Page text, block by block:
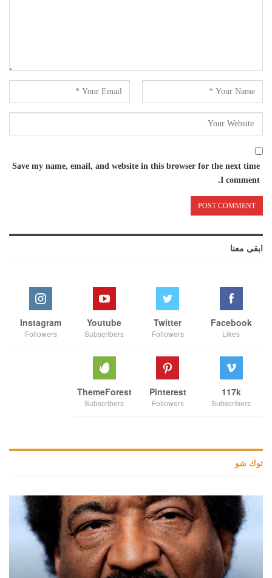
Save my name, email, and website in this browser for the next time
I comment.
ابقى معنا
Facebook
Likes
Twitter
Followers
Youtube
Subscribers
Instagram
Followers
117k
Subscribers
Pinterest
Followers
ThemeForest
Subscribers
توك شو